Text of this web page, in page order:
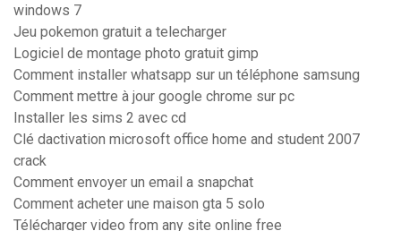
windows 7
Jeu pokemon gratuit a telecharger
Logiciel de montage photo gratuit gimp
Comment installer whatsapp sur un téléphone samsung
Comment mettre à jour google chrome sur pc
Installer les sims 2 avec cd
Clé dactivation microsoft office home and student 2007
crack
Comment envoyer un email a snapchat
Comment acheter une maison gta 5 solo
Télécharger video from any site online free